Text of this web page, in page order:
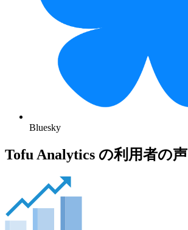
Bluesky
Tofu Analytics の利用者の声